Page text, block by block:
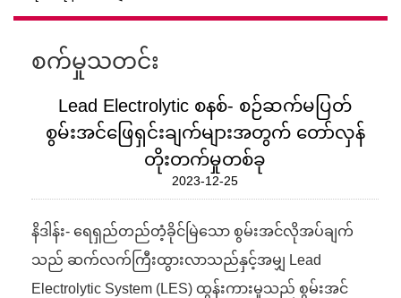
စက်မှုသတင်း
Lead Electrolytic စနစ်- စဉ်ဆက်မပြတ်
စွမ်းအင်ဖြေရှင်းချက်များအတွက် တော်လှန်
တိုးတက်မှုတစ်ခု
2023-12-25
နိဒါန်း- ရေရှည်တည်တံ့ခိုင်မြဲသော စွမ်းအင်လိုအပ်ချက်
သည် ဆက်လက်ကြီးထွားလာသည်နှင့်အမျှ Lead
Electrolytic System (LES) ထွန်းကားမှုသည် စွမ်းအင်